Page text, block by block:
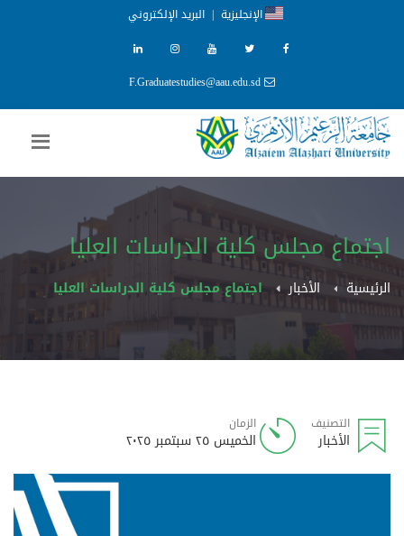
الإنجليزية | البريد الإلكتروني
F.Graduatestudies@aau.edu.sd
اجتماع مجلس كلية الدراسات العليا
الرئيسية الأخبار اجتماع مجلس كلية الدراسات العليا
التصنيف
الأخبار
الزمان
الخميس ٢٥ سبتمبر ٢٠٢٥